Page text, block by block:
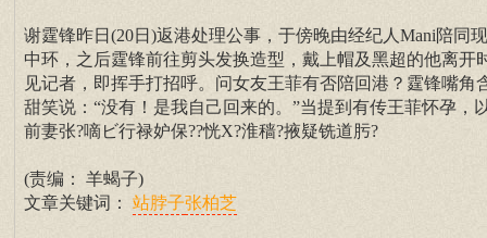
谢霆锋昨日(20日)返港处理公事，于傍晚由经纪人Mani陪同
中环，之后霆锋前往剪头发换造型，戴上帽及黑超的他离开
见记者，即挥手打招呼。问女友王菲有否陪回港？霆锋嘴角
甜笑说：“没有！是我自己回来的。”当提到有传王菲怀孕，
前妻张?嘀ビ行禄妒保??恍Χ?淮穑?掖疑铣道肟?
(责编： 羊蝎子)
文章关键词： 站脖子张柏芝